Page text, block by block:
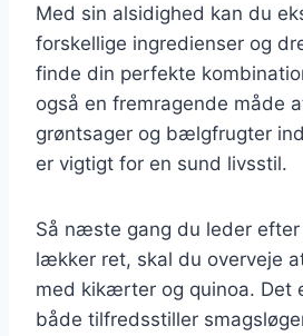
Med sin alsidighed kan du
forskellige ingredienser og
finde din perfekte
også en fremragende måde
grøntsager og bælgfrugter
er vigtigt for en sund livsstil.
Så næste gang du leder efter
lækker ret, skal du overveje
med kikærter og quinoa. Det
både tilfredsstiller